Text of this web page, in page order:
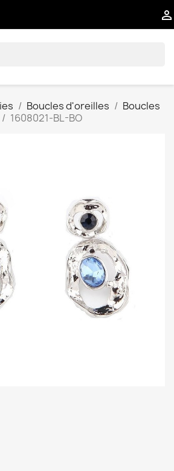

Boucles d'oreilles
Boucles
1608021-BL-BO